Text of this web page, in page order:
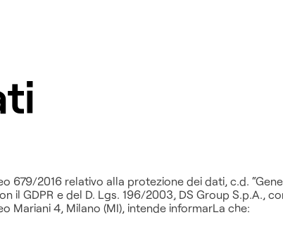
679/2016 relativo alla protezione dei dati, c.d.
il GDPR e del D. Lgs. 196/2003, DS Group S.p.A.,
Mariani 4, Milano (MI), intende informarLa che: